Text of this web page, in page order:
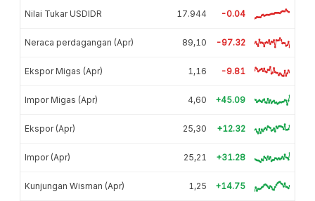
Nilai Tukar USDIDR 17.944 -0.04
Neraca perdagangan (Apr) 89,10 -97.32
Ekspor Migas (Apr) 1,16 -9.81
Impor Migas (Apr) 4,60 +45.09
Ekspor (Apr) 25,30 +12.32
Impor (Apr) 25,21 +31.28
Kunjungan Wisman (Apr) 1,25 +14.75